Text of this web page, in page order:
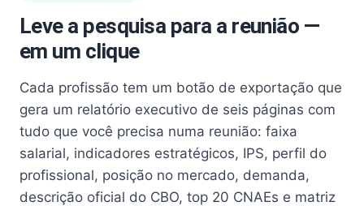
Leve a pesquisa para a reunião —
em um clique
Cada profissão tem um botão de exportação que
gera um relatório executivo de seis páginas com
tudo que você precisa numa reunião: faixa
salarial, indicadores estratégicos, IPS, perfil do
profissional, posição no mercado, demanda,
descrição oficial do CBO, top 20 CNAEs e matriz